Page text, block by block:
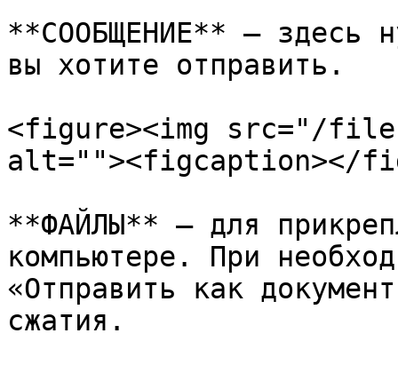
**СООБЩЕНИЕ** — здесь
вы хотите отправить.
<figure><img src="/files/
alt=""><figcaption></
**ФАЙЛЫ** — для
компьютере. При
«Отправить как
сжатия.